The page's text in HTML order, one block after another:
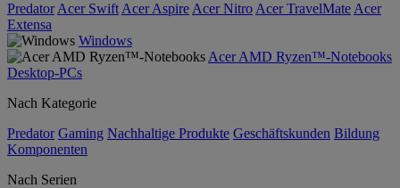
Predator Acer Swift Acer Aspire Acer Nitro Acer TravelMate Acer
Extensa
Windows
Acer AMD Ryzen™-Notebooks
Desktop-PCs
Nach Kategorie
Predator Gaming Nachhaltige Produkte Geschäftskunden Bildung
Komponenten
Nach Serien